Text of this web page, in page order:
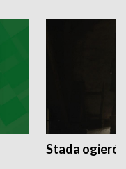
Stada